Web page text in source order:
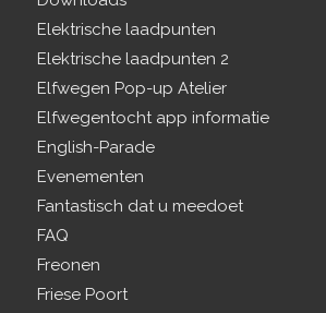
Elektrische laadpunten
Elektrische laadpunten 2
Elfwegen Pop-up Atelier
Elfwegentocht app informatie
English-Parade
Evenementen
Fantastisch dat u meedoet
FAQ
Freonen
Friese Poort